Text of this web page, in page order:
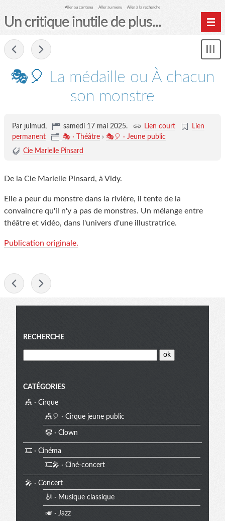
Aller au contenu Aller au menu Aller à la recherche
Un critique inutile de plus...
🎭🎈 La médaille ou À chacun
son monstre
Par ȷulmud, samedi 17 mai 2025. Lien court
Lien
permanent
🎭 · Théâtre › 🎭🎈 · Jeune public
Cie Marielle Pinsard
De la Cie Marielle Pinsard, à Vidy.
Elle a peur du monstre dans la rivière, il tente de la
convaincre qu'il n'y a pas de monstres. Un mélange entre
théâtre et vidéo, dans l'univers d'une illustratrice.
Publication originale.
Menu
RECHERCHE
CATÉGORIES
🎪 · Cirque
🎪🎈 · Cirque jeune public
🤡 · Clown
🎞️ · Cinéma
🎞️🎤 · Ciné-concert
🎤 · Concert
🎻 · Musique classique
🎺 · Jazz